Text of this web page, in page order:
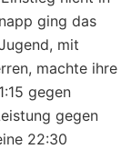
ging das
mit
machte ihre
gegen
gegen
22:30